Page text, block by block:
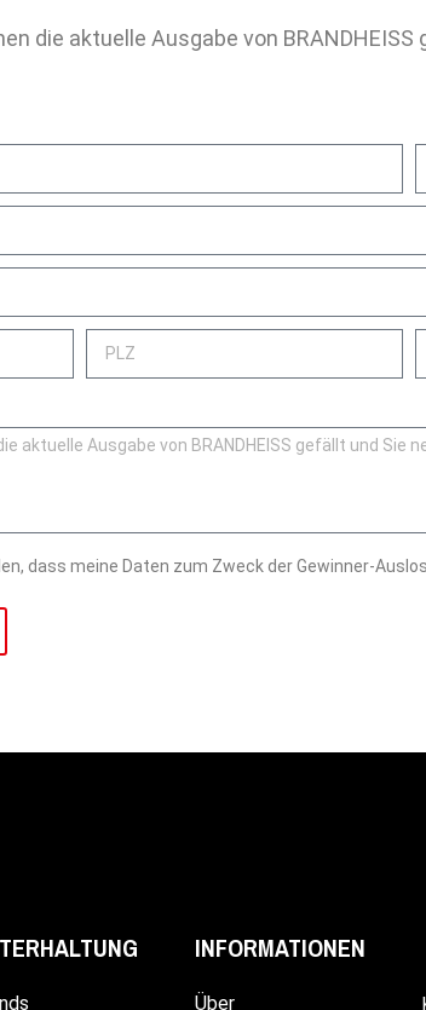
die aktuelle Ausgabe von
dass meine Daten zum Zweck der Gewinner-
INFORMATIONEN
Über